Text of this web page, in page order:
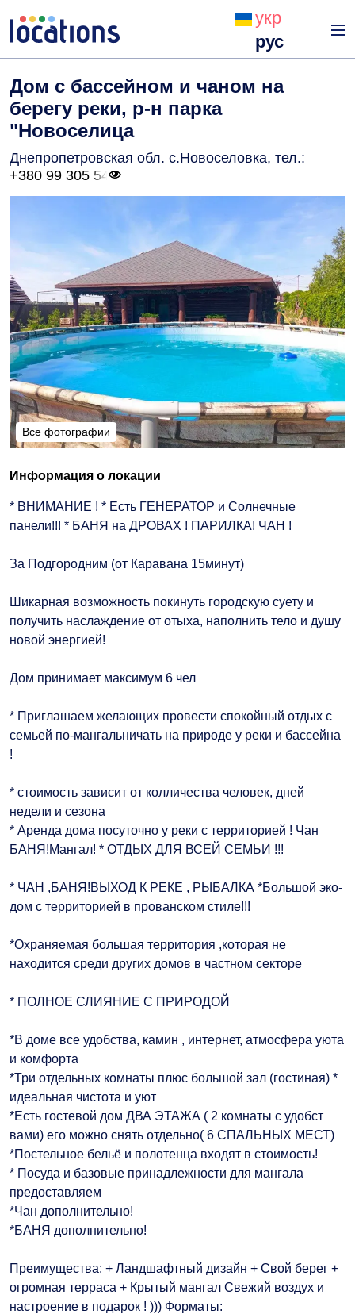
укр
рус
Дом с бассейном и чаном на
берегу реки, р-н парка
"Новоселица
Днепропетровская обл. с.Новоселовка, тел.:
+380 99 305 54
Все фотографии
Все фотографии
Информация о локации
* ВНИМАНИЕ ! * Есть ГЕНЕРАТОР и Солнечные
панели!!! * БАНЯ на ДРОВАХ ! ПАРИЛКА! ЧАН !
За Подгородним (от Каравана 15минут)
Шикарная возможность покинуть городскую суету и
получить наслаждение от отыха, наполнить тело и душу
новой энергией!
Дом принимает максимум 6 чел
* Приглашаем желающих провести спокойный отдых с
семьей по-мангальничать на природе у реки и бассейна
!
* стоимость зависит от колличества человек, дней
недели и сезона
* Аренда дома посуточно у реки с территорией ! Чан
БАНЯ!Мангал! * ОТДЫХ ДЛЯ ВСЕЙ СЕМЬИ !!!
* ЧАН ,БАНЯ!ВЫХОД К РЕКЕ , РЫБАЛКА *Большой эко-
дом с территорией в прованском стиле!!!
*Охраняемая большая территория ,которая не
находится среди других домов в частном секторе
* ПОЛНОЕ СЛИЯНИЕ С ПРИРОДОЙ
*В доме все удобства, камин , интернет, атмосфера уюта
и комфорта
*Три отдельных комнаты плюс большой зал (гостиная) *
идеальная чистота и уют
*Есть гостевой дом ДВА ЭТАЖА ( 2 комнаты с удобст
вами) его можно снять отдельно( 6 СПАЛЬНЫХ МЕСТ)
*Постельное бельё и полотенца входят в стоимость!
* Посуда и базовые принадлежности для мангала
предоставляем
*Чан дополнительно!
*БАНЯ дополнительно!
Преимущества: + Ландшафтный дизайн + Свой берег +
огромная терраса + Крытый мангал Свежий воздух и
настроение в подарок ! ))) Форматы: